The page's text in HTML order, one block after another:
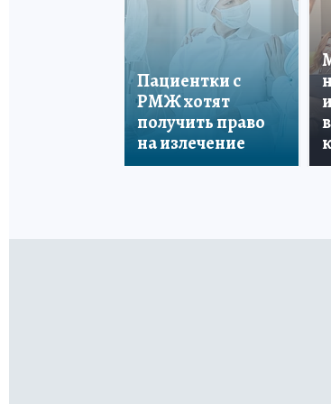
Пациентки с
РМЖ хотят
получить право
на излечение